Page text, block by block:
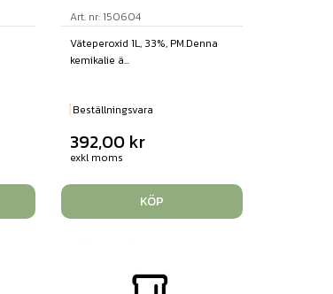
Art. nr: 150604
Väteperoxid 1L, 33%, PM.Denna
kemikalie ä...
Beställningsvara
392,00 kr
exkl moms
KÖP